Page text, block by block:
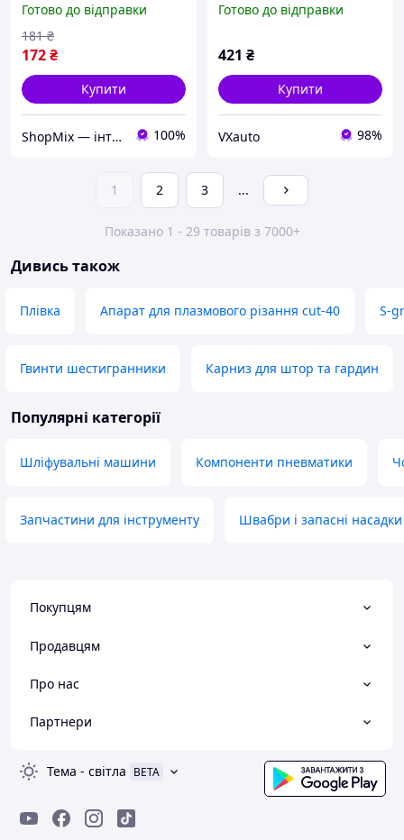
5шт 1шт 100см 4шт 45см
для святкування д DE
Готово до відправки
172₴
181 ₴
Купити
ShopMix — інтернет-магазин сумок та аксесуарів 100%
Готово до відправки
421 ₴
Купити
VXauto 98%
1 2 3 ...
Показано 1 - 29 товарів з 7000+
Дивись також
Плівка Апарат для плазмового різання cut-40 S-
Гвинти шестигранники Карниз для штор та гардин
Популярні категорії
Шліфувальні машини Компоненти пневматики
Запчастини для інструменту Швабри і запасні насадки
Покупцям
Продавцям
Про нас
Партнери
Тема - світла BETA